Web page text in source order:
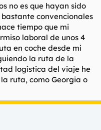
no es que hayan sido
convencionales
tiempo que mi
laboral de unos 4
en coche desde mi
la ruta de la
logística del viaje he
ruta, como Georgia o